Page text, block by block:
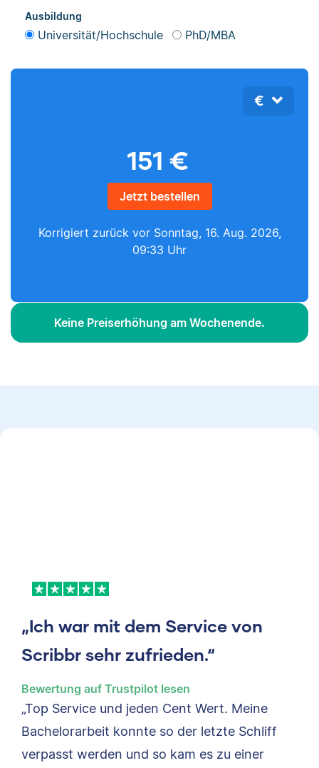
Ausbildung
Universität/Hochschule PhD/MBA
€
151 €
Jetzt bestellen
Korrigiert zurück vor Sonntag, 16. Aug. 2026,
09:33 Uhr
Keine Preiserhöhung am Wochenende.
„Ich war mit dem Service von
Scribbr sehr zufrieden.“
Bewertung auf Trustpilot lesen
„Top Service und jeden Cent Wert. Meine
Bachelorarbeit konnte so der letzte Schliff
verpasst werden und so kam es zu einer